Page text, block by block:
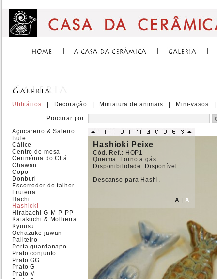
Utilitários Decoração Miniatura de animais Mini-vasos
Procurar por:
Açucareiro & Saleiro
Bule
Cálice
Centro de mesa
Cerimônia do Chá
Chawan
Copo
Donburi
Escorredor de talher
Fruteira
Hachi
Hashioki
Hirabachi G-M-P-PP
Katakuchi & Molheira
Kyuusu
Ochazuke jawan
Paliteiro
Porta guardanapo
Prato conjunto
Prato GG
Prato G
Prato M
Hashioki Peixe
Cód. Ref.: HOP1
Queima: Forno a gás
Disponibilidade: Disponível
Descanso para Hashi.
A |A